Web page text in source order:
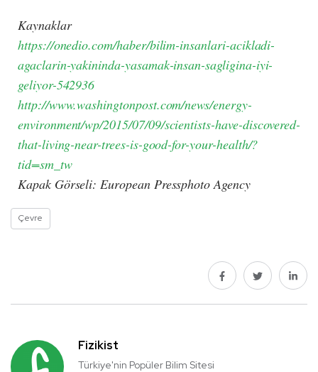
Kaynaklar
https://onedio.com/haber/bilim-insanlari-acikladi-
agaclarin-yakininda-yasamak-insan-sagligina-iyi-
geliyor-542936
http://www.washingtonpost.com/news/energy-
environment/wp/2015/07/09/scientists-have-discovered-
that-living-near-trees-is-good-for-your-health/?
tid=sm_tw
Kapak Görseli: European Pressphoto Agency
Çevre
Fizikist
Türkiye'nin Popüler Bilim Sitesi